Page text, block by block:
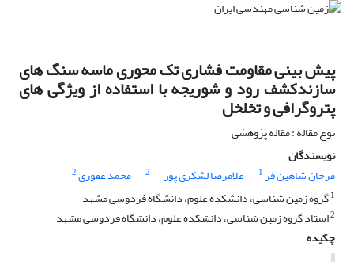
پیش بینی مقاومت فشاری تک محوری ماسه سنگ های
سازندکشف رود و شوریجه با استفاده از ویژگی های
پتروگرافی و تخلخل
نوع مقاله : مقاله پژوهشی
نویسندگان
مرجان شاهین فر1 غلامرضا لشکری پور 2 محمد غفوری2
1گروه زمین شناسی، دانشکده علوم، دانشگاه فردوسی مشهد
2استاد گروه زمین شناسی، دانشکده علوم، دانشگاه فردوسی مشهد
چکیده